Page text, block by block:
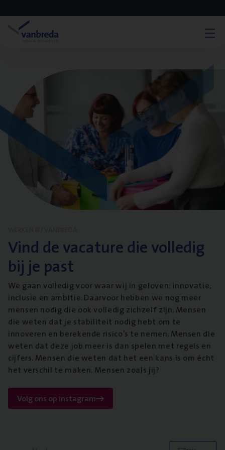
Vind de vacature die volledig
bij je past
We gaan volledig voor waar wij in geloven: innovatie,
inclusie en ambitie. Daarvoor hebben we nog meer
mensen nodig die ook volledig zichzelf zijn. Mensen
die weten dat je stabiliteit nodig hebt om te
innoveren en berekende risico’s te nemen. Mensen die
weten dat deze job meer is dan spelen met regels en
cijfers. Mensen die weten dat het een kans is om écht
het verschil te maken. Mensen zoals jij?
Volg ons op instagram